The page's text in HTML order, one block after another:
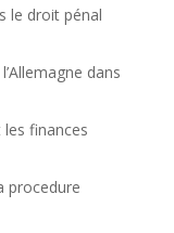
le droit pénal
dans
les finances
procedure